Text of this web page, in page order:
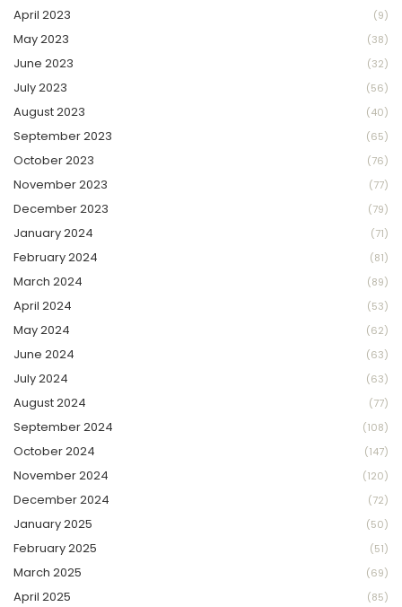
April 2023 (9)
May 2023 (38)
June 2023 (32)
July 2023 (56)
August 2023 (40)
September 2023 (65)
October 2023 (76)
November 2023 (77)
December 2023 (79)
January 2024 (71)
February 2024 (81)
March 2024 (89)
April 2024 (53)
May 2024 (62)
June 2024 (63)
July 2024 (63)
August 2024 (77)
September 2024 (108)
October 2024 (147)
November 2024 (120)
December 2024 (72)
January 2025 (50)
February 2025 (51)
March 2025 (69)
April 2025 (85)